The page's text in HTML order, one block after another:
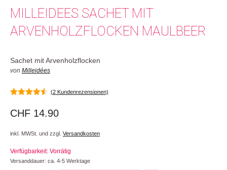
MILLEIDEES SACHET MIT
ARVENHOLZFLOCKEN MAULBEER
Sachet mit Arvenholzflocken
von Milleidées
(2Kundenrezensionen)
CHF 14.90
inkl. MWSt. und zzgl. Versandkosten
Verfügbarkeit: Vorrätig
Versanddauer: ca. 4-5 Werktage